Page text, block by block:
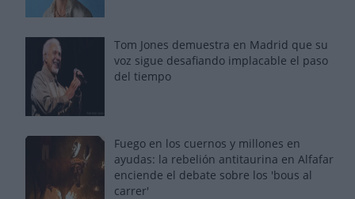
Tom Jones demuestra en Madrid que su
voz sigue desafiando implacable el paso
del tiempo
Fuego en los cuernos y millones en
ayudas: la rebelión antitaurina en Alfafar
enciende el debate sobre los 'bous al
carrer'